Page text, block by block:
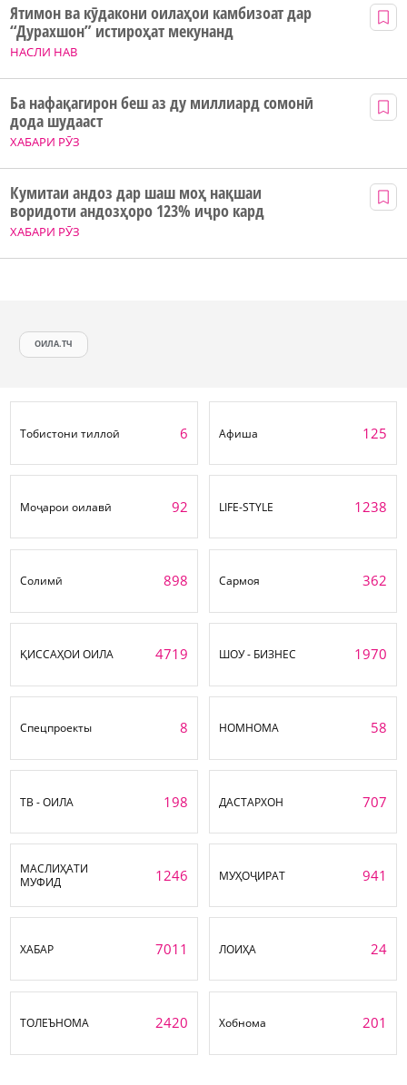
НАСЛИ НАВ
Ятимон ва кӯдакони оилаҳои камбизоат дар
“Дурахшон” истироҳат мекунанд
ХАБАРИ РӮЗ
Ба нафақагирон беш аз ду миллиард сомонӣ
дода шудааст
ХАБАРИ РӮЗ
Кумитаи андоз дар шаш моҳ нақшаи
воридоти андозҳоро 123% иҷро кард
ОИЛА.ТЧ
Тобистони тиллоӣ 6 Афиша 125
Моҷарои оилавӣ 92 LIFE-STYLE 1238
Солимӣ 898 Сармоя 362
ҚИССАҲОИ ОИЛА 4719 ШОУ - БИЗНЕС 1970
Спецпроекты 8 НОМНОМА 58
ТВ - ОИЛА 198 ДАСТАРХОН 707
МАСЛИҲАТИ
МУФИД
1246 МУҲОҶИРАТ 941
ХАБАР 7011 ЛОИҲА 24
ТОЛЕЪНОМА 2420 Хобнома 201